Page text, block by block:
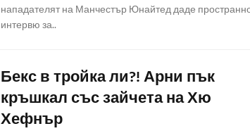
нападателят на Манчестър Юнайтед даде
интервю за..
Бекс в тройка ли?! Арни пък
кръшкал със зайчета на Хю
Хефнър